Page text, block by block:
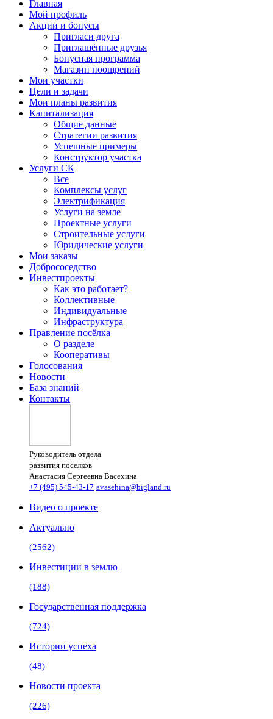
Главная
Мой профиль
Акции и бонусы
Пригласи друга
Приглашённые друзья
Бонусная программа
Магазин поощрений
Мои участки
Цели и задачи
Мои планы развития
Капитализация
Общие данные
Стратегии развития
Успешные примеры
Конструктор участка
Услуги СК
Все
Комплексы услуг
Электрификация
Услуги на земле
Проектные услуги
Строительные услуги
Юридические услуги
Мои заказы
Добрососедство
Инвестпроекты
Как это работает?
Коллективные
Индивидуальные
Инфраструктура
Правление посёлка
О разделе
Кооперативы
Голосования
Новости
База знаний
Контакты
Руководитель отдела
развития поселков
Анастасия Сергеевна Васехина
+7 (495) 545-43-17 avasehina@bigland.ru
Видео о проекте
Актуально
(2562)
Инвестиции в землю
(188)
Государственная поддержка
(724)
Истории успеха
(48)
Новости проекта
(226)